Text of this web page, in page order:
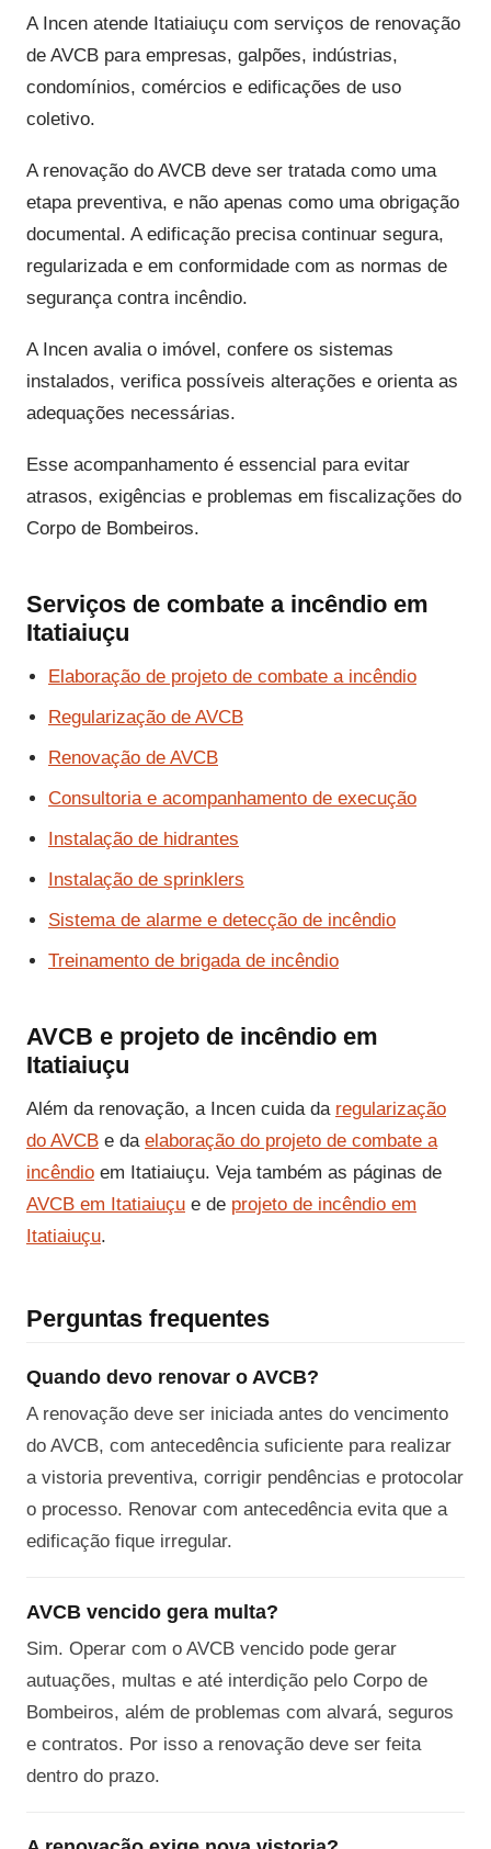
A Incen atende Itatiaiuçu com serviços de renovação
de AVCB para empresas, galpões, indústrias,
condomínios, comércios e edificações de uso
coletivo.
A renovação do AVCB deve ser tratada como uma
etapa preventiva, e não apenas como uma obrigação
documental. A edificação precisa continuar segura,
regularizada e em conformidade com as normas de
segurança contra incêndio.
A Incen avalia o imóvel, confere os sistemas
instalados, verifica possíveis alterações e orienta as
adequações necessárias.
Esse acompanhamento é essencial para evitar
atrasos, exigências e problemas em fiscalizações do
Corpo de Bombeiros.
Serviços de combate a incêndio em
Itatiaiuçu
Elaboração de projeto de combate a incêndio
Regularização de AVCB
Renovação de AVCB
Consultoria e acompanhamento de execução
Instalação de hidrantes
Instalação de sprinklers
Sistema de alarme e detecção de incêndio
Treinamento de brigada de incêndio
AVCB e projeto de incêndio em
Itatiaiuçu
Além da renovação, a Incen cuida da regularização
do AVCB e da elaboração do projeto de combate a
incêndio em Itatiaiuçu. Veja também as páginas de
AVCB em Itatiaiuçu e de projeto de incêndio em
Itatiaiuçu.
Perguntas frequentes
Quando devo renovar o AVCB?
A renovação deve ser iniciada antes do vencimento
do AVCB, com antecedência suficiente para realizar
a vistoria preventiva, corrigir pendências e protocolar
o processo. Renovar com antecedência evita que a
edificação fique irregular.
AVCB vencido gera multa?
Sim. Operar com o AVCB vencido pode gerar
autuações, multas e até interdição pelo Corpo de
Bombeiros, além de problemas com alvará, seguros
e contratos. Por isso a renovação deve ser feita
dentro do prazo.